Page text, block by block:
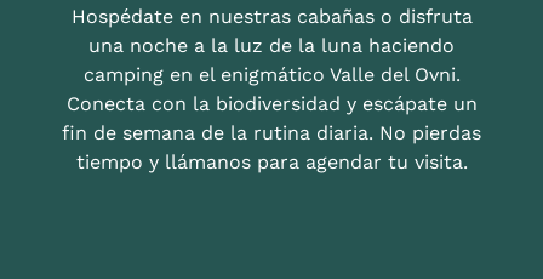
Hospédate en nuestras cabañas o disfruta
una noche a la luz de la luna haciendo
camping en el enigmático Valle del Ovni.
Conecta con la biodiversidad y escápate un
fin de semana de la rutina diaria. No pierdas
tiempo y llámanos para agendar tu visita.